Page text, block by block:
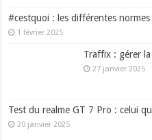
#cestquoi : les différentes
1 février 2025
Traffix : gérer la
27 janvier 2025
Test du realme GT 7 Pro : celui
20 janvier 2025